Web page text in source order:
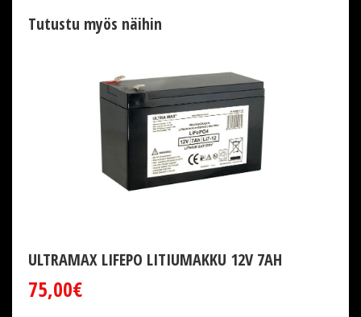
Tutustu myös näihin
ULTRAMAX LIFEPO LITIUMAKKU 12V 7AH
75,00€